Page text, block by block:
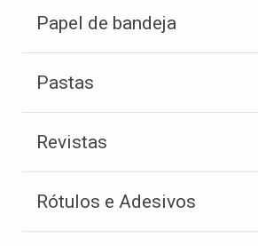
Papel de bandeja
Pastas
Revistas
Rótulos e Adesivos